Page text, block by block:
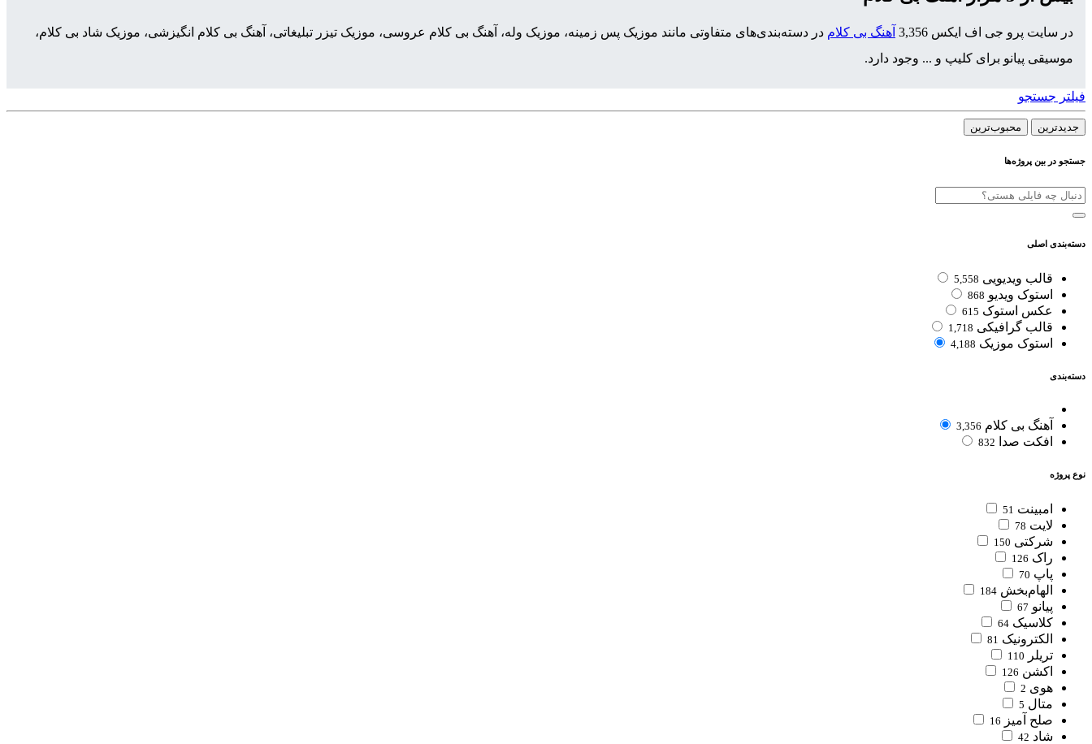
در سایت پرو جی اف ایکس 3,356 آهنگ بی کلام در دسته‌بندی‌های متفاوتی مانند موزیک پس زمینه، موزیک وله، آهنگ بی کلام عروسی، موزیک تیزر تبلیغاتی، آهنگ بی کلام انگیزشی، موزیک شاد بی کلام،
موسیقی پیانو برای کلیپ و ... وجود دارد.
فیلتر جستجو
جدیدترین‌ محبوب‌ترین
جستجو در بین پروژه‌ها
دسته‌بندی اصلی
قالب ویدیویی 5,558
استوک ویدیو 868
عکس استوک 615
قالب گرافیکی 1,718
استوک موزیک 4,188
دسته‌بندی
آهنگ بی کلام 3,356
افکت صدا 832
نوع پروژه
امبینت 51
لایت 78
شرکتی 150
راک 126
پاپ 70
الهام‌بخش 184
پیانو 67
کلاسیک 64
الکترونیک 81
تریلر 110
اکشن 126
هوی 2
متال 5
صلح آمیز 16
شاد 42